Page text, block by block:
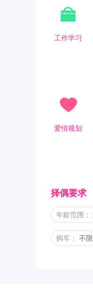
工作学习
爱情规划
择偶要求
年龄范围：
购车： 不限